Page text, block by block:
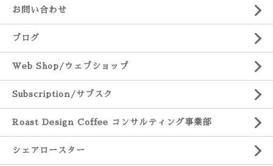
お問い合わせ
ブログ
Web Shop/ウェブショップ
Subscription/サブスク
Roast Design Coffee コンサルティング事業部
シェアロースター